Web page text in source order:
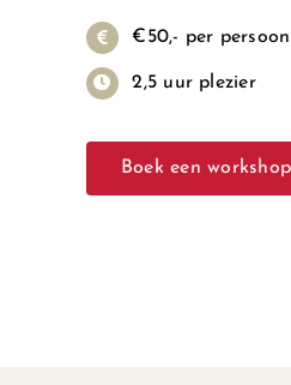
€50,- per persoon
2,5 uur plezier
Boek een workshop